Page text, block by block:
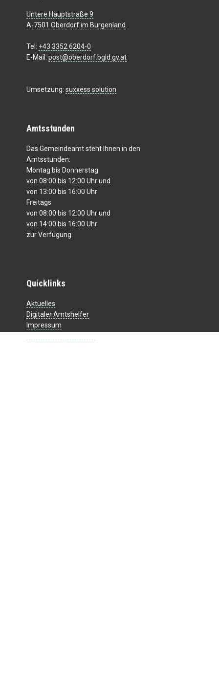
Untere Hauptstraße 9
A-7501 Oberdorf im Burgenland
Tel: +43 3352 6204-0
E-Mail: post@oberdorf.bgld.gv.at
Umsetzung: suxxess solution
Amtsstunden
Das Gemeindeamt steht Ihnen in den
Amtsstunden:
Montag bis Donnerstag
von 08:00 bis 12:00 Uhr und
von 13:00 bis 16:00 Uhr
Freitags
von 08:00 bis 12:00 Uhr und
von 14:00 bis 16:00 Uhr
zur Verfügung.
Quicklinks
Aktuelles
Digitaler Amtshelfer
Impressum